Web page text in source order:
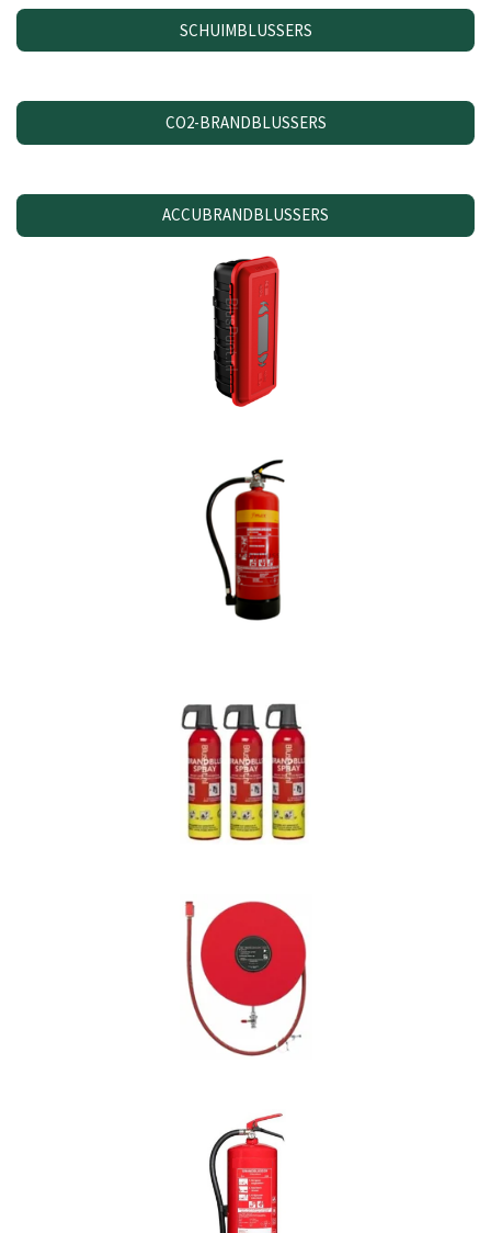
SCHUIMBLUSSERS
CO2-BRANDBLUSSERS
ACCUBRANDBLUSSERS